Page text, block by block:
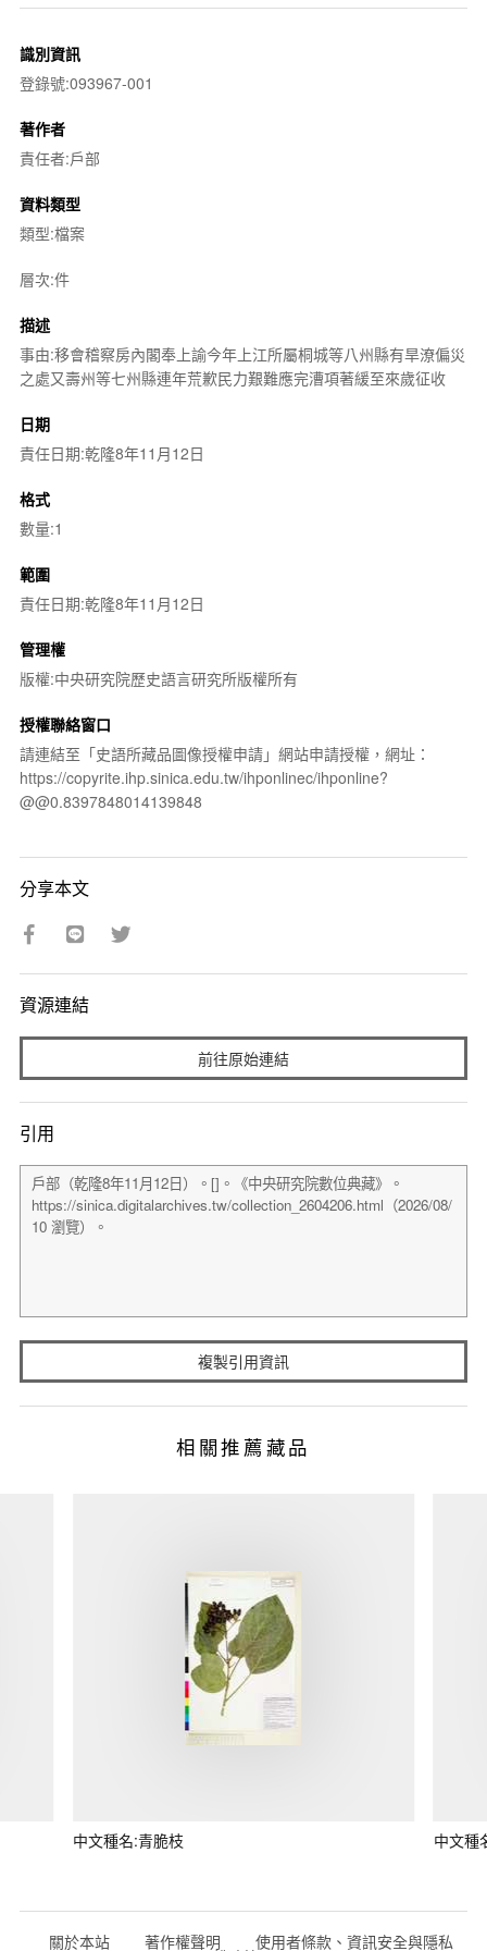
識別資訊
登錄號:093967-001
著作者
責任者:戶部
資料類型
類型:檔案
層次:件
描述
事由:移會稽察房內閣奉上諭今年上江所屬桐城等八州縣有旱潦偏災
之處又壽州等七州縣連年荒歉民力艱難應完漕項著緩至來歲征收
日期
責任日期:乾隆8年11月12日
格式
數量:1
範圍
責任日期:乾隆8年11月12日
管理權
版權:中央研究院歷史語言研究所版權所有
授權聯絡窗口
請連結至「史語所藏品圖像授權申請」網站申請授權，網址：
https://copyrite.ihp.sinica.edu.tw/ihponlinec/ihponline?
@@0.8397848014139848
分享本文
資源連結
前往原始連結
引用
複製引用資訊
相關推薦藏品
中文種名:青脆枝 中文種
關於本站 著作權聲明 使用者條款、資訊安全與隱私